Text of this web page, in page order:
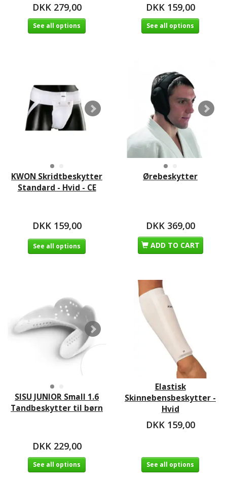
DKK 279,00
See all options
DKK 159,00
See all options
KWON Skridtbeskytter
Standard - Hvid - CE
DKK 159,00
See all options
Ørebeskytter
DKK 369,00
ADD TO CART
SISU JUNIOR Small 1.6
Tandbeskytter til børn
DKK 229,00
See all options
Elastisk
Skinnebensbeskytter -
Hvid
DKK 159,00
See all options